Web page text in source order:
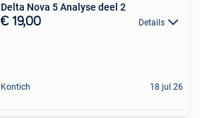
Delta Nova 5 Analyse deel 2
€ 19,00 Details
Kontich 18 jul 26